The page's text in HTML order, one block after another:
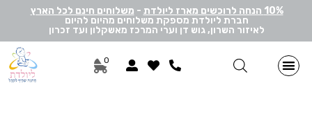
10% הנחה לרוכשים מארז ליולדת - משלוחים חינם לכל הארץ
חברת ליולדת מספקת משלוחים מהיום להיום
לאיזור השרון, גוש דן וערי המרכז מאשקלון ועד זכרון
0